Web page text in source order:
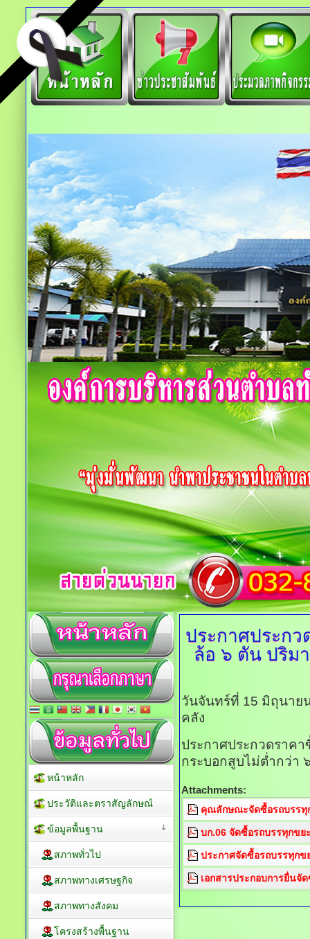
ประกาศประก
ล้อ ๖ ตัน ปริม
วันจันทร์ที่ 15 มิถุนาย
คลัง
ประกาศประกวดราค
กระบอกสูบไม่ต่ำกว่า
Attachments:
คุณลักษณะจัดซื้อรถบรรทุ
บก.06 จัดซื้อรถบรรทุกขย
ประกาศจัดซื้อรถบรรทุกข
เอกสารประกอบการยื่นจั
หน้าหลัก
ประวัติและตราสัญลักษณ์
ข้อมูลพื้นฐาน
สภาพทั่วไป
สภาพทางเศรษฐกิจ
สภาพทางสังคม
โครงสร้างพื้นฐาน